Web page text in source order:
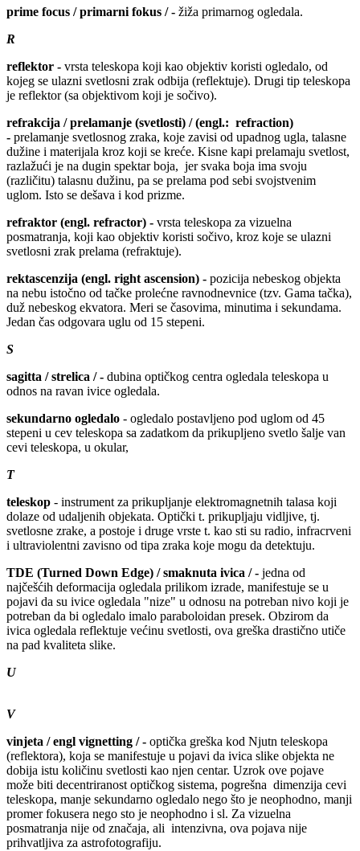
prime focus / primarni fokus / - žiža primarnog ogledala.
R
reflektor - vrsta teleskopa koji kao objektiv koristi ogledalo, od
kojeg se ulazni svetlosni zrak odbija (reflektuje). Drugi tip teleskopa
je reflektor (sa objektivom koji je sočivo).
refrakcija / prelamanje (svetlosti) / (engl.: refraction)
- prelamanje svetlosnog zraka, koje zavisi od upadnog ugla, talasne
dužine i materijala kroz koji se kreće. Kisne kapi prelamaju svetlost,
razlažući je na dugin spektar boja, jer svaka boja ima svoju
(različitu) talasnu dužinu, pa se prelama pod sebi svojstvenim
uglom. Isto se dešava i kod prizme.
refraktor (engl. refractor) - vrsta teleskopa za vizuelna
posmatranja, koji kao objektiv koristi sočivo, kroz koje se ulazni
svetlosni zrak prelama (refraktuje).
rektascenzija (engl. right ascension) - pozicija nebeskog objekta
na nebu istočno od tačke prolećne ravnodnevnice (tzv. Gama tačka),
duž nebeskog ekvatora. Meri se časovima, minutima i sekundama.
Jedan čas odgovara uglu od 15 stepeni.
S
sagitta / strelica / - dubina optičkog centra ogledala teleskopa u
odnos na ravan ivice ogledala.
sekundarno ogledalo - ogledalo postavljeno pod uglom od 45
stepeni u cev teleskopa sa zadatkom da prikupljeno svetlo šalje van
cevi teleskopa, u okular,
T
teleskop - instrument za prikupljanje elektromagnetnih talasa koji
dolaze od udaljenih objekata. Optički t. prikupljaju vidljive, tj.
svetlosne zrake, a postoje i druge vrste t. kao sti su radio, infracrveni
i ultraviolentni zavisno od tipa zraka koje mogu da detektuju.
TDE (Turned Down Edge) / smaknuta ivica / - jedna od
najčešćih deformacija ogledala prilikom izrade, manifestuje se u
pojavi da su ivice ogledala "nize" u odnosu na potreban nivo koji je
potreban da bi ogledalo imalo paraboloidan presek. Obzirom da
ivica ogledala reflektuje većinu svetlosti, ova greška drastično utiče
na pad kvaliteta slike.
U
V
vinjeta / engl vignetting / - optička greška kod Njutn teleskopa
(reflektora), koja se manifestuje u pojavi da ivica slike objekta ne
dobija istu količinu svetlosti kao njen centar. Uzrok ove pojave
može biti decentriranost optičkog sistema, pogrešna dimenzija cevi
teleskopa, manje sekundarno ogledalo nego što je neophodno, manji
promer fokusera nego sto je neophodno i sl. Za vizuelna
posmatranja nije od značaja, ali intenzivna, ova pojava nije
prihvatljiva za astrofotografiju.